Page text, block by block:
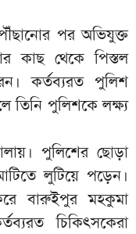
পর অভিযুক্ত
কাছ থেকে পিস্তল
কর্তব্যরত পুলিশ
তিনি পুলিশকে লক্ষ্য
পুলিশের ছোড়া
লুটিয়ে পড়েন।
বারুইপুর মহকুমা
চিকিৎসকেরা